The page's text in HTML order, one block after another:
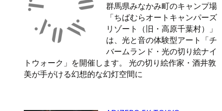
群馬県みなかみ町のキャンプ場
「ちばむらオートキャンパーズ
リゾート（旧・高原千葉村）」
は、光と音の体験型アート「チ
バームランド・光の切り絵ナイ
トウォーク」を開催します。 光の切り絵作家・酒井敦
美が手がける幻想的な幻灯空間に